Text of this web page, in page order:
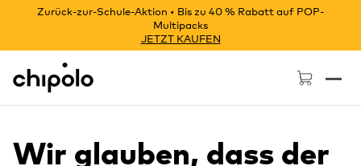
Zurück-zur-Schule-Aktion • Bis zu 40 % Rabatt auf POP-
Multipacks
JETZT KAUFEN
Chipolo - Home page
Wir glauben, dass der